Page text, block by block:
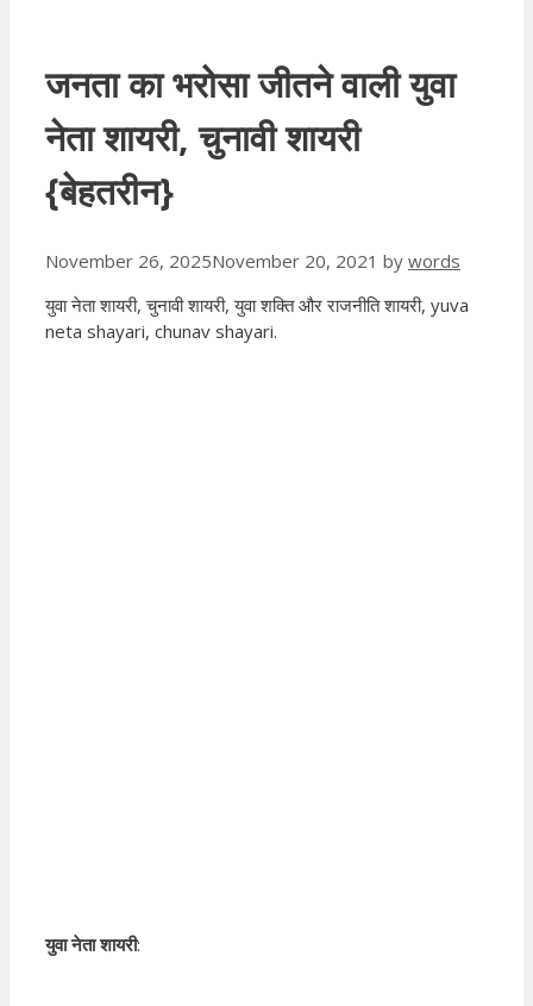
जनता का भरोसा जीतने वाली युवा
नेता शायरी, चुनावी शायरी
{बेहतरीन}
November 26, 2025November 20, 2021 by words
युवा नेता शायरी, चुनावी शायरी, युवा शक्ति और राजनीति शायरी, yuva
neta shayari, chunav shayari.
युवा नेता शायरी: